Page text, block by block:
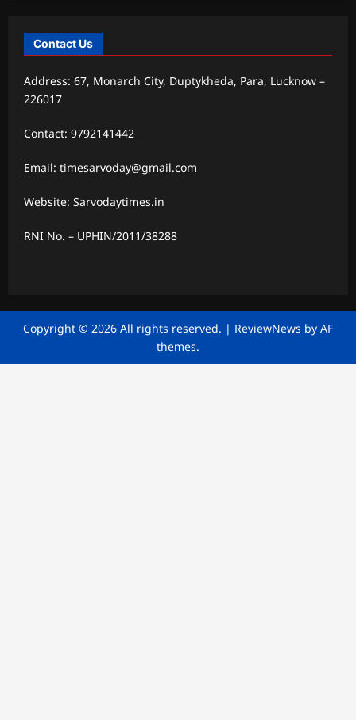
Contact Us
Address: 67, Monarch City, Duptykheda, Para, Lucknow –
226017
Contact: 9792141442
Email: timesarvoday@gmail.com
Website: Sarvodaytimes.in
RNI No. – UPHIN/2011/38288
Copyright © 2026 All rights reserved. | ReviewNews by AF
themes.